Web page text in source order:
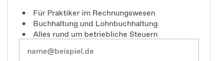
Für Praktiker im Rechnungswesen
Buchhaltung und Lohnbuchhaltung
Alles rund um betriebliche Steuern